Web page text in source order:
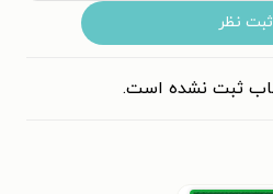
ثبت نظر
ثبت نشده است.